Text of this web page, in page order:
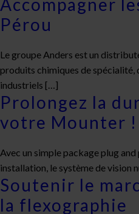
Accompagner
Pérou
Le groupe Anders est un
produits chimiques de
industriels […]
Prolongez la
votre Mounter !
Avec un simple package plug
installation, le système de vision
Soutenir le
la flexographie